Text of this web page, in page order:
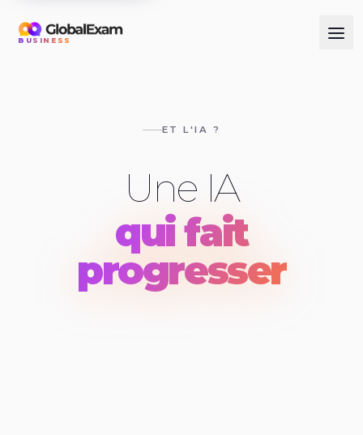
BUSINESS
ET L'IA ?
Une IA
qui fait
progresser